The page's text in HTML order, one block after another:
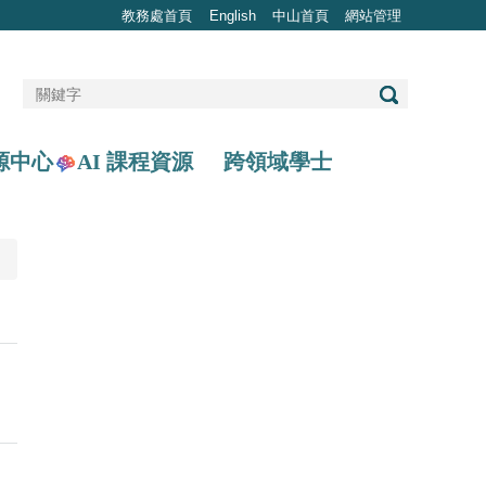
教務處首頁 English 中山首頁 網站管理
中心 AI 課程資源 跨領域學士